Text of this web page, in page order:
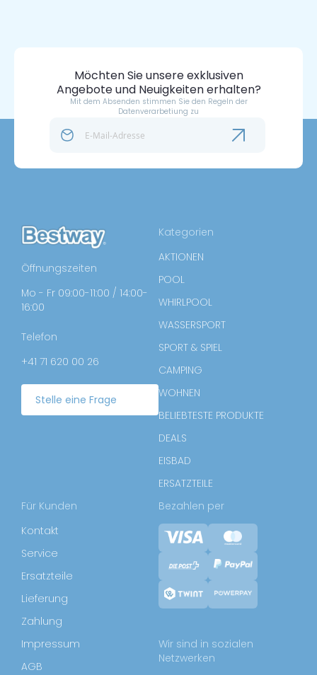
Möchten Sie unsere exklusiven
Angebote und Neuigkeiten erhalten?
Mit dem Absenden stimmen Sie den Regeln der
Datenverarbetiung zu
Öffnungszeiten
Mo - Fr 09:00-11:00 / 14:00-
16:00
Telefon
+41 71 620 00 26
Stelle eine Frage
Kategorien
AKTIONEN
POOL
WHIRLPOOL
WASSERSPORT
SPORT & SPIEL
CAMPING
WOHNEN
BELIEBTESTE PRODUKTE
DEALS
EISBAD
ERSATZTEILE
Für Kunden
Kontakt
Service
Ersatzteile
Lieferung
Zahlung
Impressum
AGB
Bezahlen per
Wir sind in sozialen
Netzwerken